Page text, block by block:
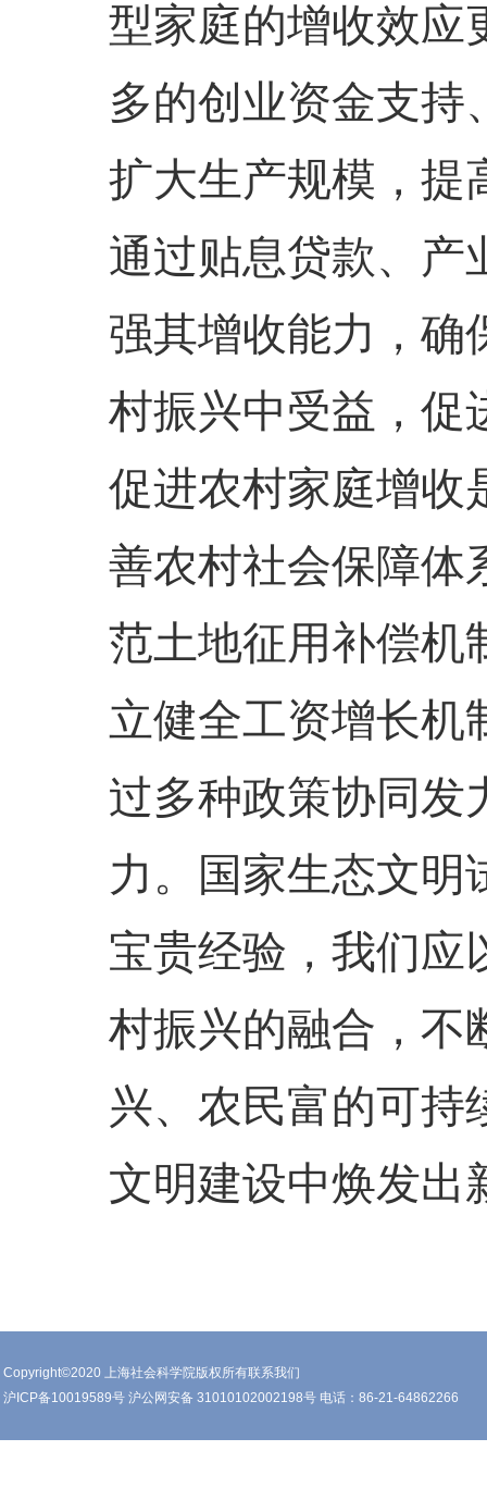
型家庭的增收效应
多的创业资金支持
扩大生产规模，提
通过贴息贷款、产
强其增收能力，确
村振兴中受益，
促进农村家庭增收
善农村社会保障体
范土地征用补偿机
立健全工资增长机
过多种政策协同发
力。国家生态文明
宝贵经验，我们应
村振兴的融合，不
兴、农民富的可持
文明建设中焕发出
Copyright©2020 上海社会科学院版权所有联系我们
沪ICP备10019589号 沪公网安备 31010102002198号 电话：86-21-64862266